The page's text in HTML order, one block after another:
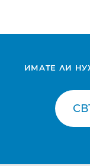
ИМАТЕ ЛИ